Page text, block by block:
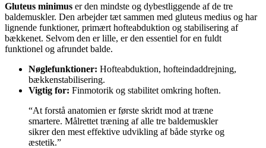
Gluteus minimus er den mindste og dybestliggende af de tre
baldemuskler. Den arbejder tæt sammen med gluteus medius og har
lignende funktioner, primært hofteabduktion og stabilisering af
bækkenet. Selvom den er lille, er den essentiel for en fuldt
funktionel og afrundet balde.
Nøglefunktioner: Hofteabduktion, hofteindaddrejning,
bækkenstabilisering.
Vigtig for: Finmotorik og stabilitet omkring hoften.
“At forstå anatomien er første skridt mod at træne
smartere. Målrettet træning af alle tre baldemuskler
sikrer den mest effektive udvikling af både styrke og
æstetik.”